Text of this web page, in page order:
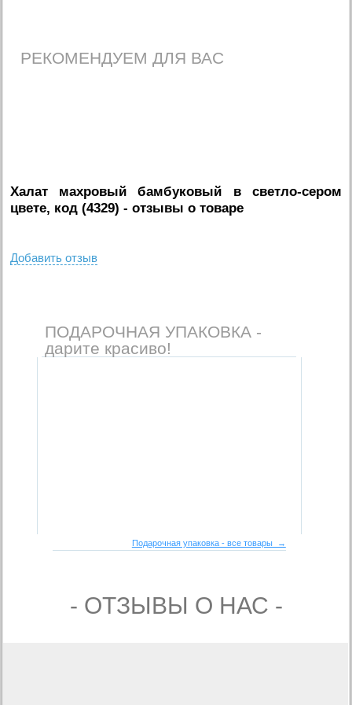
РЕКОМЕНДУЕМ ДЛЯ ВАС
Халат махровый бамбуковый в светло-сером
цвете, код (4329) - отзывы о товаре
Добавить отзыв
ПОДАРОЧНАЯ УПАКОВКА -
дарите красиво!
Подарочная упаковка - все товары →
- ОТЗЫВЫ О НАС -